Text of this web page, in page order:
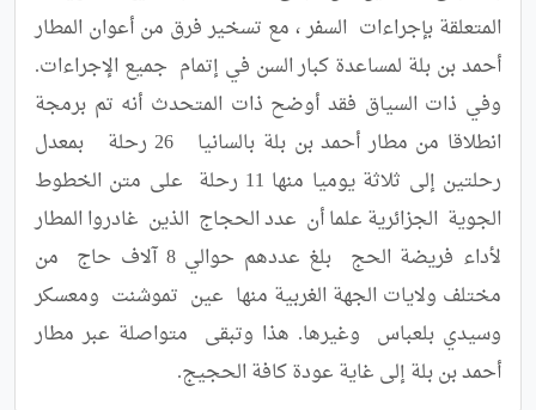
المتعلقة بإجراءات  السفر ، مع تسخير فرق من أعوان المطار
الجوية  الجزائرية علما أن  عدد الحجاج  الذين  غادروا المطار
مختلف ولايات الجهة الغربية منها  عين  تموشنت  ومعسكر
وسيدي بلعباس  وغيرها. هذا وتبقى  متواصلة عبر مطار
أحمد بن بلة إلى غاية عودة كافة الحجيج.